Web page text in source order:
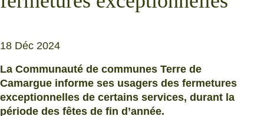
18 Déc 2024
La Communauté de communes Terre de
Camargue informe ses usagers des fermetures
exceptionnelles de certains services, durant la
période des fêtes de fin d’année.